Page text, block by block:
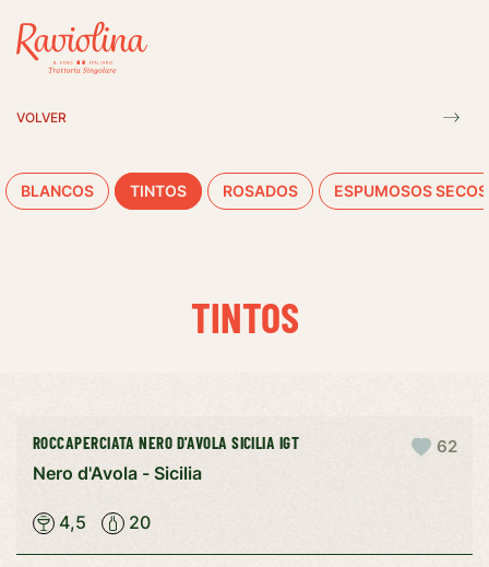
VOLVER
BLANCOS TINTOS ROSADOS ESPUMOSOS SECOS
TINTOS
ROCCAPERCIATA NERO D'AVOLA SICILIA IGT
Nero d'Avola - Sicilia
4,5 20
62